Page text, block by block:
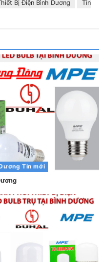
Bị Điện Bình Dương
Tin
Tin mới